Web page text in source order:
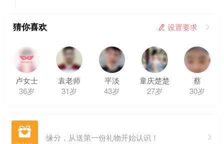
猜你喜欢  设置要求 
卢女士
36岁
袁老师
31岁
平淡
43岁
童庆楚楚
27岁
蔡
30岁
 缘分，从送第一份礼物开始认识！